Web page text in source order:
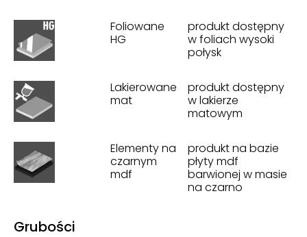
Foliowane
HG
produkt dostępny
w foliach wysoki
połysk
Lakierowane
mat
produkt dostępny
w lakierze
matowym
Elementy na
czarnym
mdf
produkt na bazie
płyty mdf
barwionej w masie
na czarno
Grubości